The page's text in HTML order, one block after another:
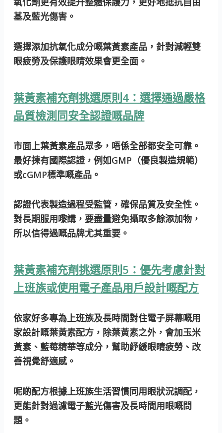
基及藍光傷害。
選擇添加抗氧化成分嘅葉黃素產品，針對減輕雙
眼疲勞及保護眼睛效果會更全面。
葉黃素補充劑挑選原則4：選擇通過嚴格
品質檢測同安全認證嘅品牌
市面上葉黃素產品眾多，唔係全部都安全可靠。
最好揀有國際認證，例如GMP（優良製造規範）
或cGMP標準嘅產品。
認證代表製造過程受監管，確保品質及安全性。
對長期服用嚟講，要盡量避免攝取多餘添加物，
所以信得過嘅品牌尤其重要。
葉黃素補充劑挑選原則5：優先考慮針對
上班族或使用電子產品用戶設計嘅配方
依家好多專為上班族及長時間對住電子屏幕嘅用
家設計嘅葉黃素配方，除葉黃素之外，會加玉米
黃素、藍莓精華等成分，幫助紓緩眼睛疲勞、改
善視覺舒適感。
呢啲配方根據上班族生活習慣同用眼狀況調配，
更能針對過濾電子藍光傷害及長時間用眼嘅問
題。